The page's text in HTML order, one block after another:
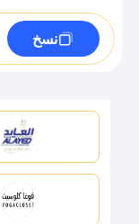
نسخ